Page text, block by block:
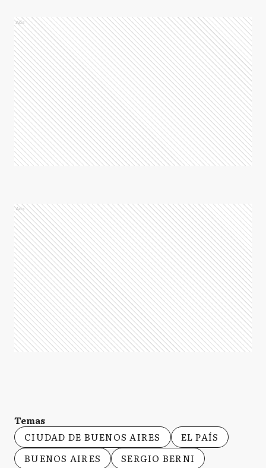
Ads
Ads
Temas
CIUDAD DE BUENOS AIRES
EL PAÍS
BUENOS AIRES
SERGIO BERNI